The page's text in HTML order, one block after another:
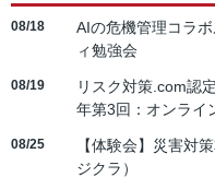
08/18
AIの危機管理コラ
ィ勉強会
08/19
リスク対策.com認
年第3回：オンライ
08/25
【体験会】災害対
ジクラ）